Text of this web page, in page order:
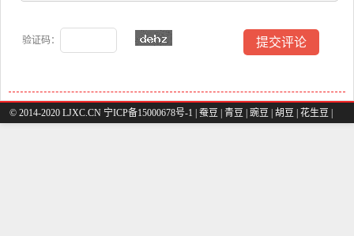
验证码：
© 2014-2020 LJXC.CN 宁ICP备15000678号-1 | 蚕豆 青豆 豌豆 胡豆 花生豆